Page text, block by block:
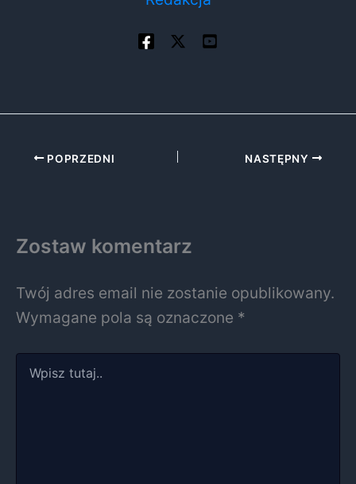
POPRZEDNI NASTĘPNY
Zostaw komentarz
Twój adres email nie zostanie opublikowany.
Wymagane pola są oznaczone *
tutaj..